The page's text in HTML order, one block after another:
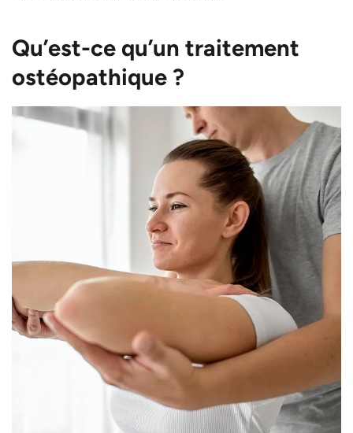
Qu’est-ce qu’un traitement
ostéopathique ?